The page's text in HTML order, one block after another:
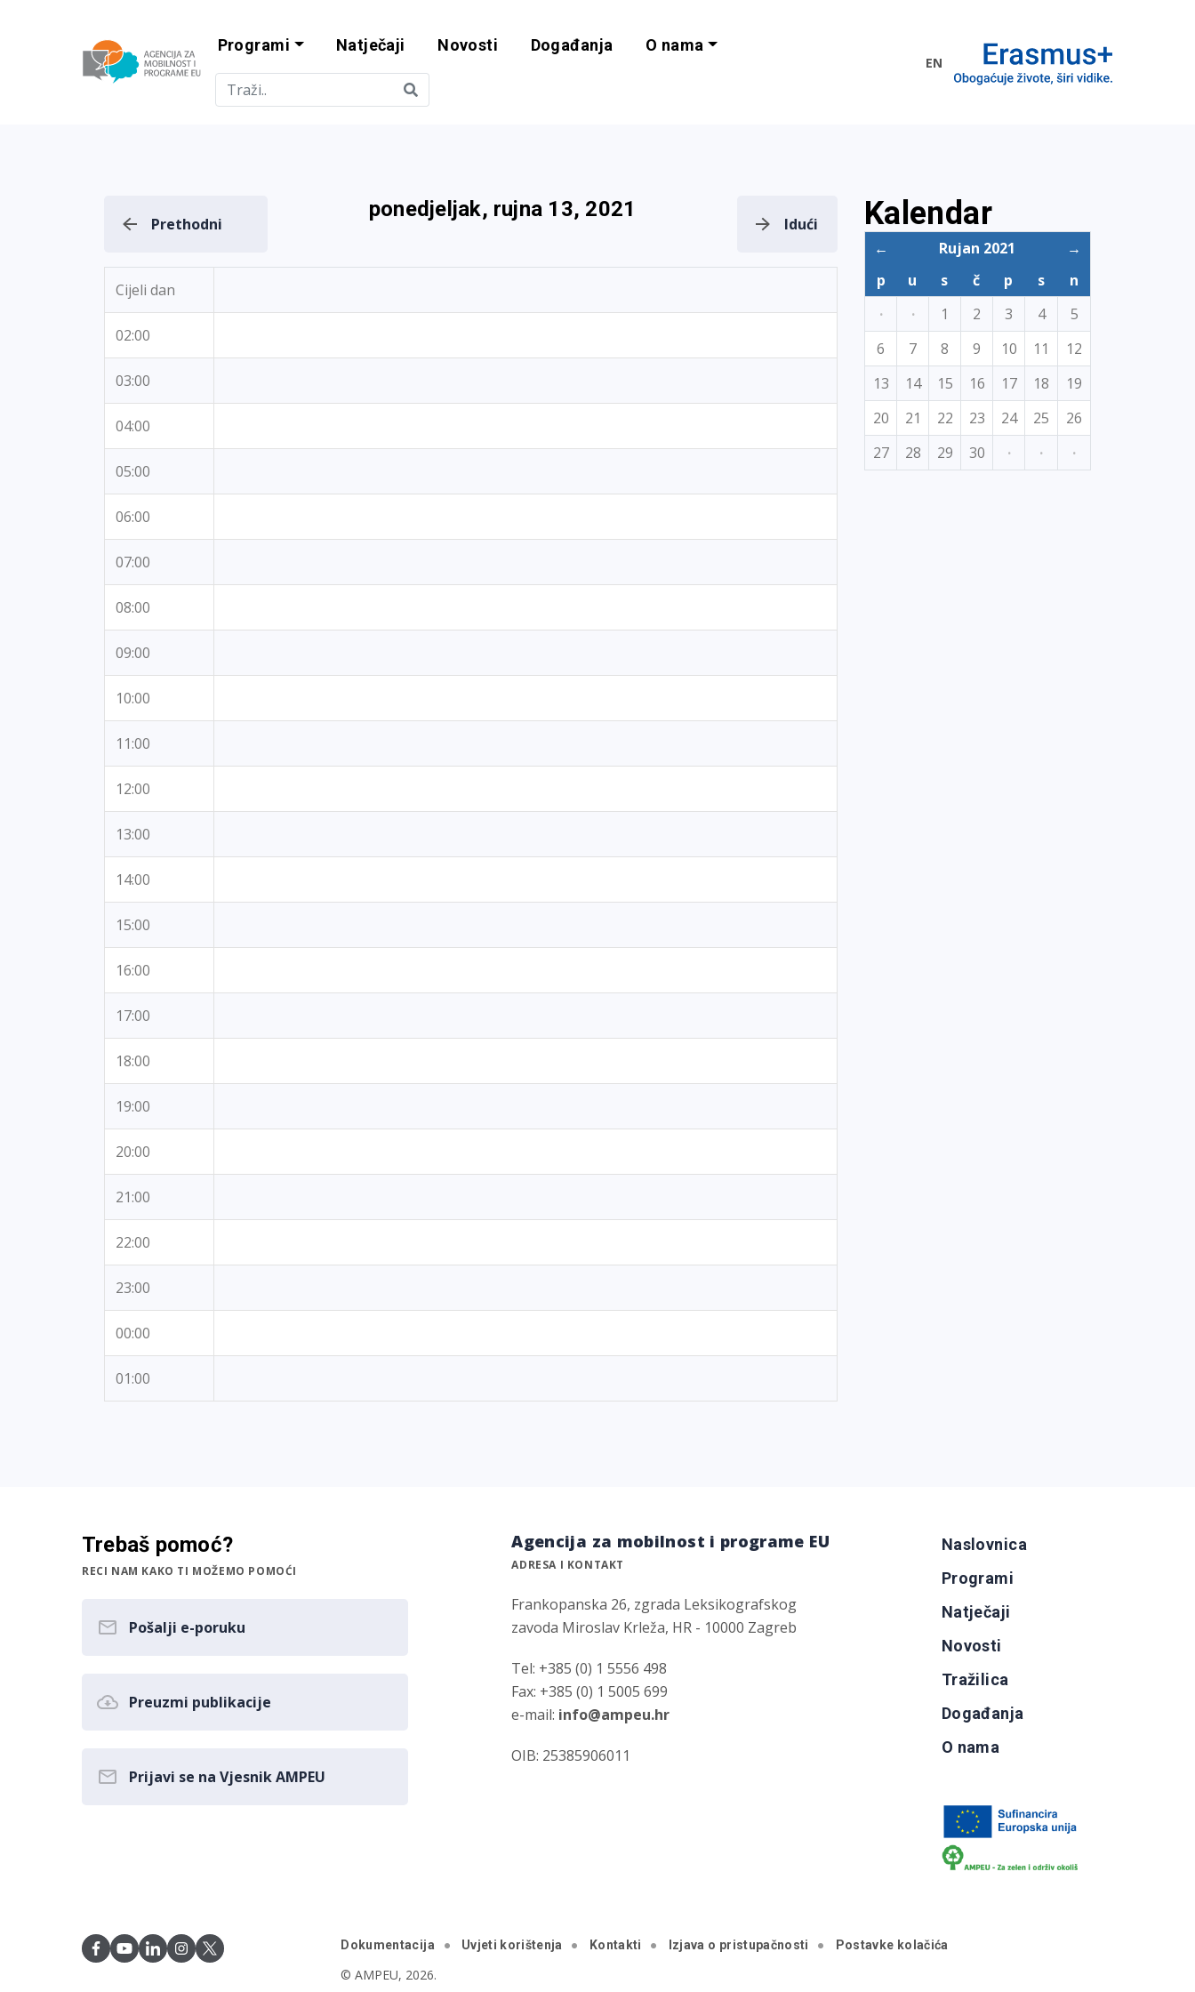
Agencija za mobilnost i programe EU
Programi Natječaji Novosti Događanja O nama
EN
Prethodni
ponedjeljak, rujna 13, 2021
Idući
Cijeli dan
02:00
03:00
04:00
05:00
06:00
07:00
08:00
09:00
10:00
11:00
12:00
13:00
14:00
15:00
16:00
17:00
18:00
19:00
20:00
21:00
22:00
23:00
00:00
01:00
Kalendar
← Rujan 2021
→
p
u s č p s
n
·
· 1 2 3 4
5
6
7 8 9 10 11
12
13
14 15 16 17 18
19
20
21 22 23 24 25
26
27
28 29 30 · · ·
Trebaš pomoć?
RECI NAM KAKO TI MOŽEMO POMOĆI
Pošalji e-poruku
Preuzmi publikacije
Prijavi se na Vjesnik AMPEU
Agencija za mobilnost i programe EU
ADRESA I KONTAKT
Frankopanska 26, zgrada Leksikografskog
zavoda Miroslav Krleža, HR - 10000 Zagreb
Tel: +385 (0) 1 5556 498
Fax: +385 (0) 1 5005 699
e-mail: info@ampeu.hr
OIB: 25385906011
Naslovnica
Programi
Natječaji
Novosti
Tražilica
Događanja
O nama
Dokumentacija Uvjeti korištenja Kontakti Izjava o pristupačnosti Postavke kolačića
© AMPEU, 2026.